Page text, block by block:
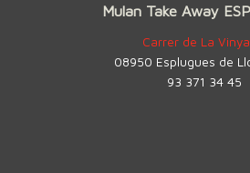
Mulan Take Away
Carrer de La
08950 Esplugues de
93 371 34 45